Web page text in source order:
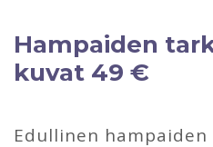
Hampaiden
kuvat 49 €
Edullinen